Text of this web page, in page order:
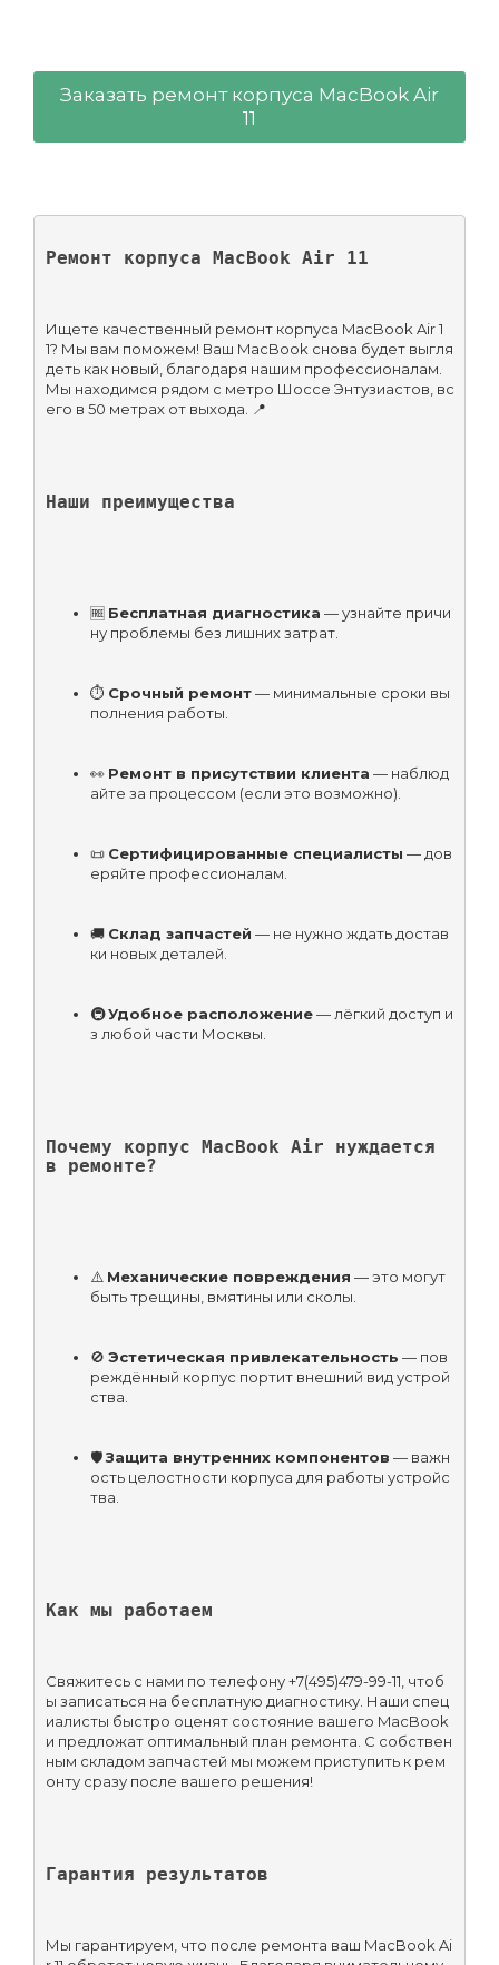
Заказать ремонт корпуса MacBook Air
11
Ремонт корпуса MacBook Air 11
Ищете качественный ремонт корпуса MacBook Air 1
1? Мы вам поможем! Ваш MacBook снова будет выгля
деть как новый, благодаря нашим профессионалам.
Мы находимся рядом с метро Шоссе Энтузиастов, вс
его в 50 метрах от выхода. 📍
Наши преимущества
🆓 Бесплатная диагностика — узнайте причи
ну проблемы без лишних затрат.
⏱ Срочный ремонт — минимальные сроки вы
полнения работы.
👀 Ремонт в присутствии клиента — наблюд
айте за процессом (если это возможно).
📜 Сертифицированные специалисты — дов
еряйте профессионалам.
🚚 Склад запчастей — не нужно ждать достав
ки новых деталей.
🚇 Удобное расположение — лёгкий доступ и
з любой части Москвы.
Почему корпус MacBook Air нуждается
в ремонте?
⚠️ Механические повреждения — это могут
быть трещины, вмятины или сколы.
🚫 Эстетическая привлекательность — пов
реждённый корпус портит внешний вид устрой
ства.
🛡️ Защита внутренних компонентов — важн
ость целостности корпуса для работы устройс
тва.
Как мы работаем
Свяжитесь с нами по телефону +7(495)479-99-11, чтоб
ы записаться на бесплатную диагностику. Наши спец
иалисты быстро оценят состояние вашего MacBook
и предложат оптимальный план ремонта. С собствен
ным складом запчастей мы можем приступить к рем
онту сразу после вашего решения!
Гарантия результатов
Мы гарантируем, что после ремонта ваш MacBook Ai